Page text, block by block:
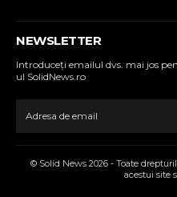
NEWSLETTER
Introduceţi emailul dvs. mai jos
ul SolidNews.ro
© Solid News 2026 - Toate
acestui site